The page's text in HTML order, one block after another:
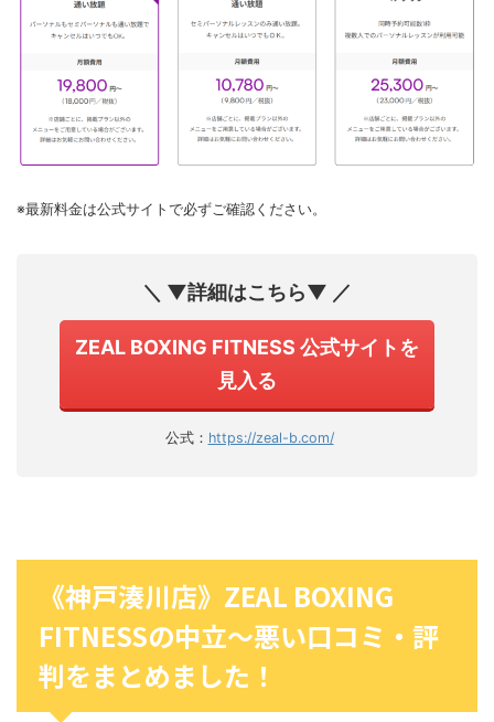
※最新料金は公式サイトで必ずご確認ください。
＼ ▼詳細はこちら▼ ／
ZEAL BOXING FITNESS 公式サイトを
見入る
公式： https://zeal-b.com/
《神戸湊川店》ZEAL BOXING
FITNESSの中立〜悪い口コミ・評
判をまとめました！